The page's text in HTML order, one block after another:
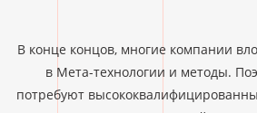
В конце концов, многие компании
в Мета-технологии и методы.
потребуют